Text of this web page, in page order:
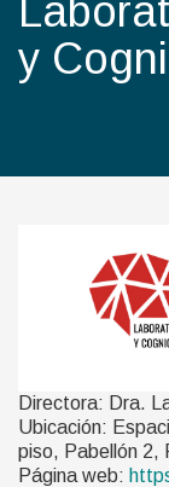
y
Directora: Dra.
Ubicación:
piso, Pabellón 2,
Página web: